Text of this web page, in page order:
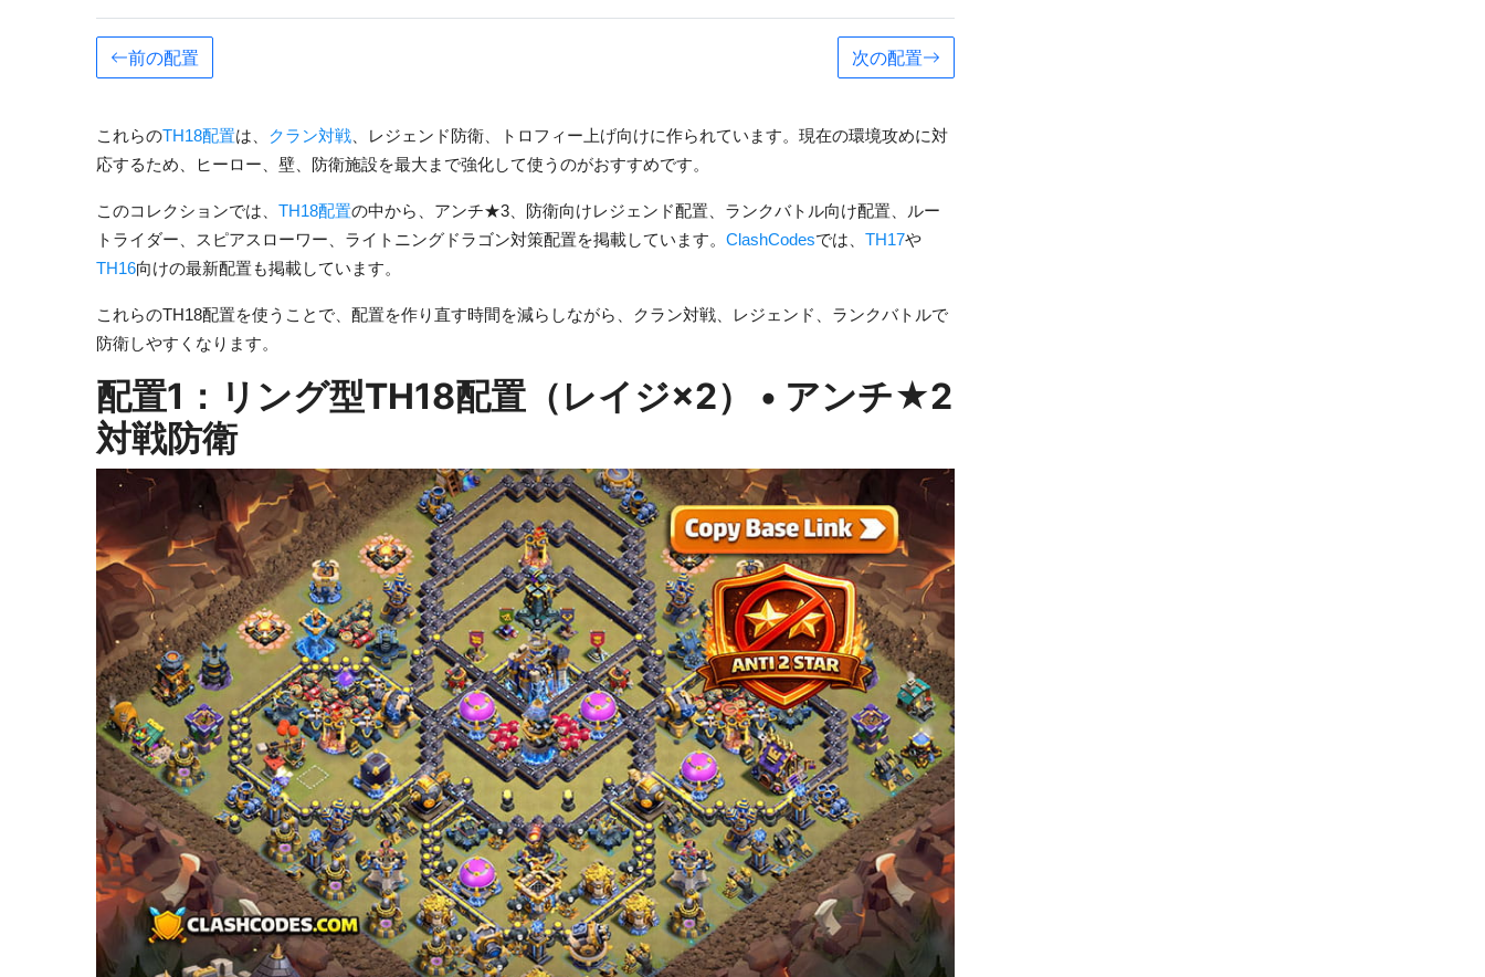
前の配置 次の配置
これらのTH18配置は、 クラン対戦 、レジェンド防衛、トロフィー上げ向けに作られています。現在の環境攻めに対
応するため、ヒーロー、壁、防衛施設を最大まで強化して使うのがおすすめです。
このコレクションでは、 TH18配置の中から、アンチ★3、防衛向けレジェンド配置、ランクバトル向け配置、ルー
トライダー、スピアスローワー、ライトニングドラゴン対策配置を掲載しています。 ClashCodesでは、 TH17や
TH16向けの最新配置も掲載しています。
これらのTH18配置を使うことで、配置を作り直す時間を減らしながら、クラン対戦、レジェンド、ランクバトルで
防衛しやすくなります。
配置1：リング型TH18配置（レイジ×2） • アンチ★2
対戦防衛